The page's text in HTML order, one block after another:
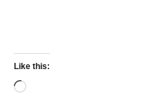
Like this:
Loading…